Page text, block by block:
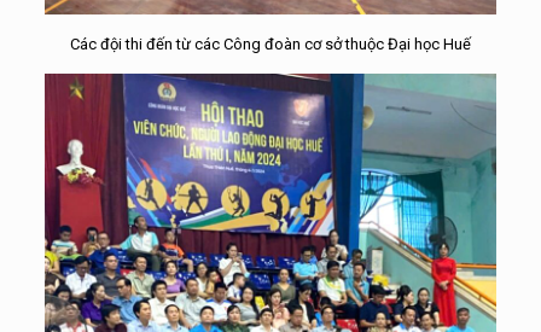
Các đội thi đến từ các Công đoàn cơ sở thuộc Đại học Huế